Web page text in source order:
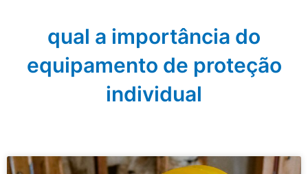
qual a importância do
equipamento de proteção
individual